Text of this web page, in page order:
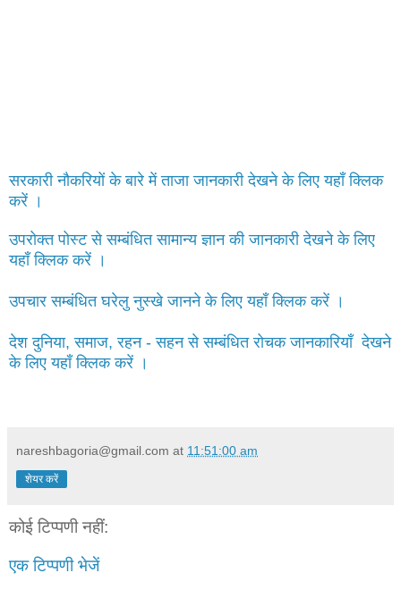
सरकारी नौकरियों के बारे में ताजा जानकारी देखने के लिए यहाँ क्लिक
करें ।
उपरोक्त पोस्ट से सम्बंधित सामान्य ज्ञान की जानकारी देखने के लिए
यहाँ क्लिक करें ।
उपचार सम्बंधित घरेलु नुस्खे जानने के लिए यहाँ क्लिक करें ।
देश दुनिया, समाज, रहन - सहन से सम्बंधित रोचक जानकारियाँ देखने
के लिए यहाँ क्लिक करें ।
nareshbagoria@gmail.com at 11:51:00 am
शेयर करें
कोई टिप्पणी नहीं:
एक टिप्पणी भेजें